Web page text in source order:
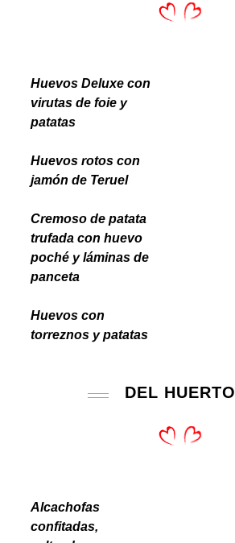
Huevos Deluxe con
virutas de foie y
patatas
Huevos rotos con
jamón de Teruel
Cremoso de patata
trufada con huevo
poché y láminas de
panceta
Huevos con
torreznos y patatas
DEL HUERTO
Alcachofas
confitadas,